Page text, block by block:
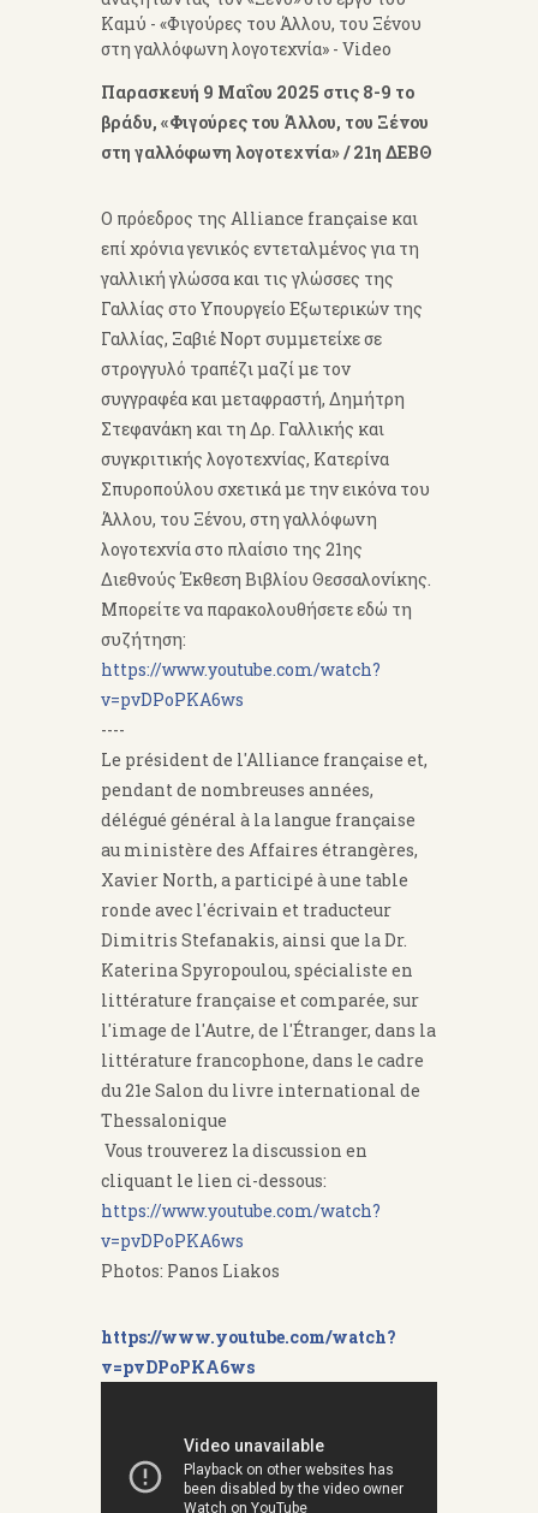
Παρασκευή 9 Μαΐου 2025 στις 8-9 το
βράδυ, «Φιγούρες του Άλλου, του Ξένου
στη γαλλόφωνη λογοτεχνία»/ 21η ΔΕΒΘ
Ο πρόεδρος της Alliance française και
επί χρόνια γενικός εντεταλμένος για τη
γαλλική γλώσσα και τις γλώσσες της
Γαλλίας στο Υπουργείο Εξωτερικών της
Γαλλίας, Ξαβιέ Νορτ συμμετείχε σε
στρογγυλό τραπέζι μαζί με τον
συγγραφέα και μεταφραστή, Δημήτρη
Στεφανάκη και τη Δρ. Γαλλικής και
συγκριτικής λογοτεχνίας, Κατερίνα
Σπυροπούλου σχετικά με την εικόνα του
Άλλου, του Ξένου, στη γαλλόφωνη
λογοτεχνία στο πλαίσιο της 21ης
Διεθνούς Έκθεση Βιβλίου Θεσσαλονίκης.
Μπορείτε να παρακολουθήσετε εδώ τη
συζήτηση:
https://www.youtube.com/watch?
v=pvDPoPKA6ws
----
Le président de l'Alliance française et,
pendant de nombreuses années,
délégué général à la langue française
au ministère des Affaires étrangères,
Xavier North, a participé à une table
ronde avec l'écrivain et traducteur
Dimitris Stefanakis, ainsi que la Dr.
Katerina Spyropoulou, spécialiste en
littérature française et comparée, sur
l'image de l'Autre, de l'Étranger, dans la
littérature francophone, dans le cadre
du 21e Salon du livre international de
Thessalonique
Vous trouverez la discussion en
cliquant le lien ci-dessous:
https://www.youtube.com/watch?
v=pvDPoPKA6ws
Photos: Panos Liakos
https://www.youtube.com/watch?
v=pvDPoPKA6ws